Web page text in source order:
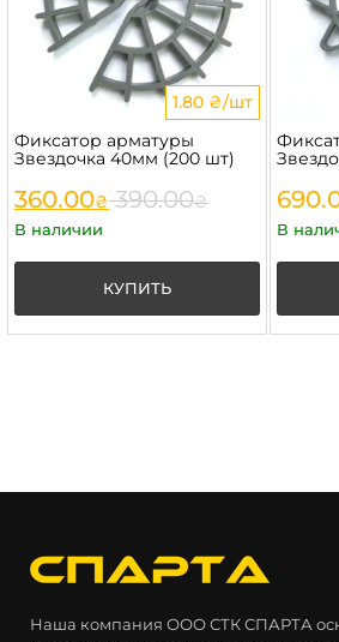
1.80 ₴/шт
Фиксатор арматуры
Звездочка 40мм (200 шт)
360.00₴ 390.00₴
В наличии
КУПИТЬ
В
Наша компания ООО СТК СПАРТА